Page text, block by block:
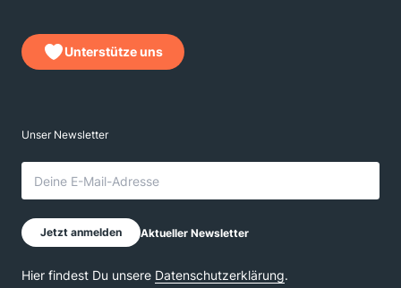
Unterstütze uns